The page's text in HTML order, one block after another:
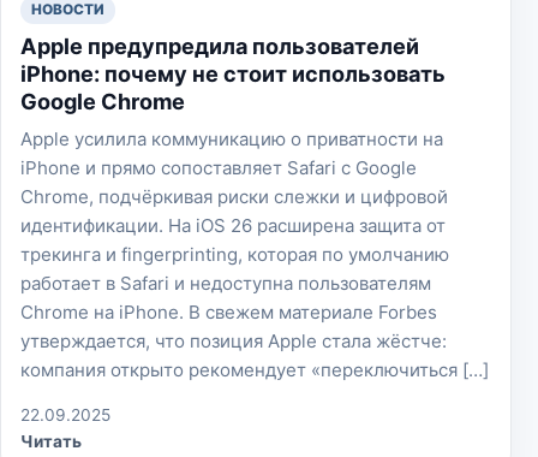
НОВОСТИ
Apple предупредила пользователей
iPhone: почему не стоит использовать
Google Chrome
Apple усилила коммуникацию о приватности на
iPhone и прямо сопоставляет Safari с Google
Chrome, подчёркивая риски слежки и цифровой
идентификации. На iOS 26 расширена защита от
трекинга и fingerprinting, которая по умолчанию
работает в Safari и недоступна пользователям
Chrome на iPhone. В свежем материале Forbes
утверждается, что позиция Apple стала жёстче:
компания открыто рекомендует «переключиться […]
22.09.2025
Читать